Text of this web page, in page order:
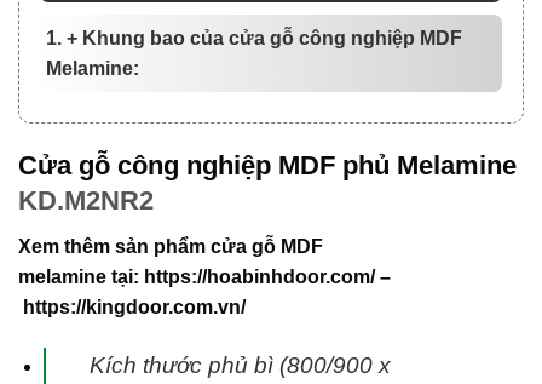
1. + Khung bao của cửa gỗ công nghiệp MDF
Melamine:
Cửa gỗ công nghiệp MDF phủ Melamine
KD.M2NR2
Xem thêm sản phẩm cửa gỗ MDF
melamine tại: https://hoabinhdoor.com/–
https://kingdoor.com.vn/
Kích thước phủ bì (800/900 x